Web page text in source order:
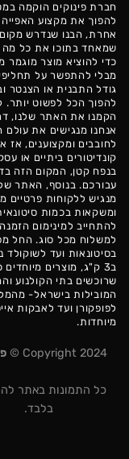
חברת פינוקים הוקמה
להפוך את מקצוע האפייה
אחרת, הבנו שנדרש
שמאחד בתוכו את כל מה
כדי להוציא מוצר מוגמר
מבלי להתפשר על
גודל התבנית או הצנטר
להפוך הכל לפשוט יותר.
הקמנו את האתר שלנו,
אנחנו מנגישים את עולם
לחובבים ומקצוענים, אז
קונדיטורים ביתיים או
בנפח קטן, המקום הזה
עבורכם. בנוסף, האתר
מנגיש ללקוחות פרטיים
ומשקאות בכמות
להתחייב למינימום
למשלוח מכל סוג. החל
בסיטונאות ועד לשוקולד
ב3 ק"ג, מוצרים מיוחדים
שרוכשים בתי הקולנוע
המובילות בישראל-
לפופקורן ועד לאבקות
מיוחדות.
Copyright 2024 ©
כל התמונות באתר
בלבד.